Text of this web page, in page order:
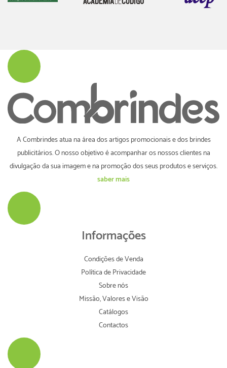
A Combrindes atua na área dos artigos promocionais e dos brindes
publicitários. O nosso objetivo é acompanhar os nossos clientes na
divulgação da sua imagem e na promoção dos seus produtos e serviços.
saber mais
Informações
Condições de Venda
Política de Privacidade
Sobre nós
Missão, Valores e Visão
Catálogos
Contactos